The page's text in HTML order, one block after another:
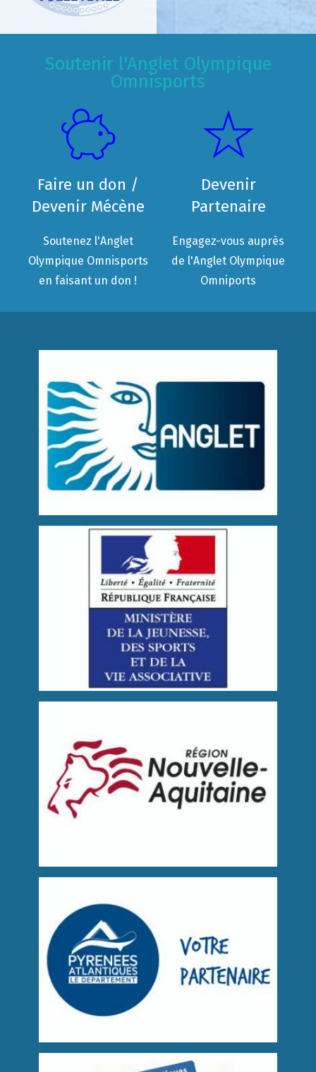
Soutenir l'Anglet Olympique
Omnisports
Faire un don /
Devenir Mécène
Soutenez l'Anglet
Olympique Omnisports
en faisant un don !
Devenir
Partenaire
Engagez-vous auprès
de l'Anglet Olympique
Omniports